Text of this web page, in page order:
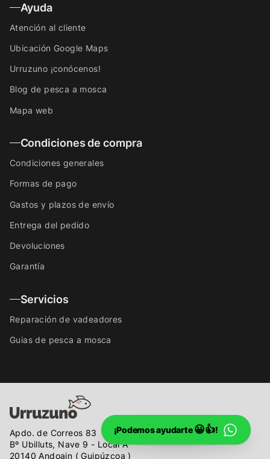
¡Podemos ayudarte😀👍!
Ayuda
Atención al cliente
Ubicación Google Maps
Urruzuno ¡conócenos!
Blog de pesca a mosca
Mapa web
Condiciones de compra
Condiciones generales
Formas de pago
Gastos y plazos de envío
Entrega del pedido
Devoluciones
Garantía
Servicios
Reparación de vadeadores
Guias de pesca a mosca
Apdo. de Correos 83
Bº Ubilluts, Nave 9 - Local A
20140 Andoain ( Guipúzcoa )